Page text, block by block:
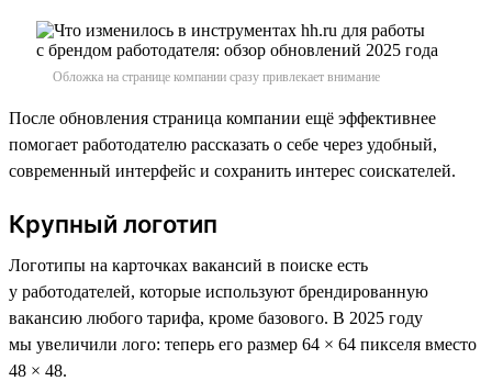
Обложка на странице компании сразу привлекает внимание
После обновления страница компании ещё эффективнее
помогает работодателю рассказать о себе через удобный,
современный интерфейс и сохранить интерес соискателей.
Крупный логотип
Логотипы на карточках вакансий в поиске есть
у работодателей, которые используют брендированную
вакансию любого тарифа, кроме базового. В 2025 году
мы увеличили лого: теперь его размер 64 × 64 пикселя вместо
48 × 48.